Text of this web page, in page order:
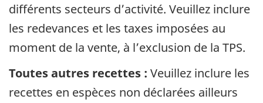
différents secteurs d’activité. Veuillez inclure
les redevances et les taxes imposées au
moment de la vente, à l’exclusion de la TPS.
Toutes autres recettes : Veuillez inclure les
recettes en espèces non déclarées ailleurs